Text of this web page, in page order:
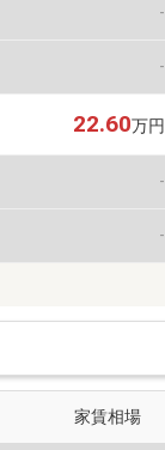
-
-
22.60万円
-
-
家賃相場